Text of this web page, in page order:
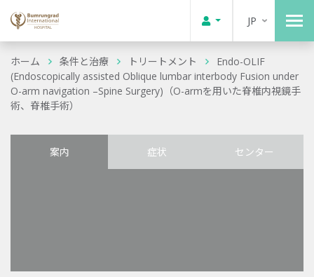
JP
ホーム 条件と治療 トリートメント
Endo-OLIF
(Endoscopically assisted Oblique lumbar interbody Fusion under
O-arm navigation –Spine Surgery)（O-armを用いた脊椎内視鏡手
術、脊椎手術）
案内 症状 センター